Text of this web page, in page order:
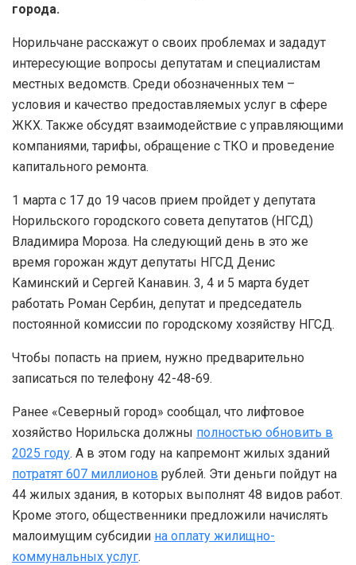
города.
Норильчане расскажут о своих проблемах и зададут
интересующие вопросы депутатам и специалистам
местных ведомств. Среди обозначенных тем –
условия и качество предоставляемых услуг в сфере
ЖКХ. Также обсудят взаимодействие с управляющими
компаниями, тарифы, обращение с ТКО и проведение
капитального ремонта.
1 марта с 17 до 19 часов прием пройдет у депутата
Норильского городского совета депутатов (НГСД)
Владимира Мороза. На следующий день в это же
время горожан ждут депутаты НГСД Денис
Каминский и Сергей Канавин. 3, 4 и 5 марта будет
работать Роман Сербин, депутат и председатель
постоянной комиссии по городскому хозяйству НГСД.
Чтобы попасть на прием, нужно предварительно
записаться по телефону 42-48-69.
Ранее «Северный город» сообщал, что лифтовое
хозяйство Норильска должны полностью обновить в
2025 году. А в этом году на капремонт жилых зданий
потратят 607 миллионов рублей. Эти деньги пойдут на
44 жилых здания, в которых выполнят 48 видов работ.
Кроме этого, общественники предложили начислять
малоимущим субсидии на оплату жилищно-
коммунальных услуг.